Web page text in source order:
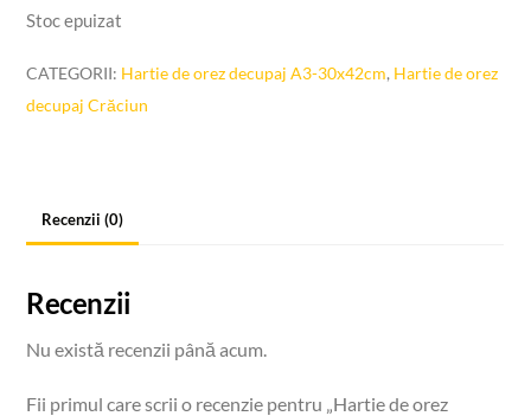
Stoc epuizat
CATEGORII: Hartie de orez decupaj A3-30x42cm, Hartie de orez
decupaj Crăciun
Recenzii (0)
Recenzii
Nu există recenzii până acum.
Fii primul care scrii o recenzie pentru „Hartie de orez